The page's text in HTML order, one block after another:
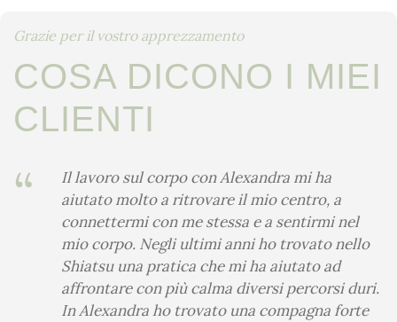
Grazie per il vostro apprezzamento
COSA DICONO I MIEI
CLIENTI
“
Il lavoro sul corpo con Alexandra mi ha
aiutato molto a ritrovare il mio centro, a
connettermi con me stessa e a sentirmi nel
mio corpo. Negli ultimi anni ho trovato nello
Shiatsu una pratica che mi ha aiutato ad
affrontare con più calma diversi percorsi duri.
In Alexandra ho trovato una compagna forte